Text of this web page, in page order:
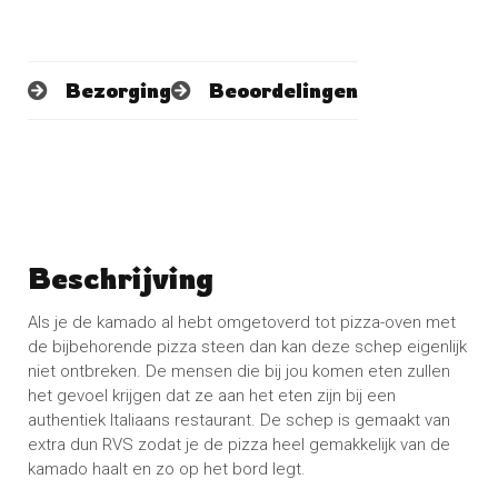
Bezorging Beoordelingen
Beschrijving
Als je de kamado al hebt omgetoverd tot pizza-oven met
de bijbehorende pizza steen dan kan deze schep eigenlijk
niet ontbreken. De mensen die bij jou komen eten zullen
het gevoel krijgen dat ze aan het eten zijn bij een
authentiek Italiaans restaurant. De schep is gemaakt van
extra dun RVS zodat je de pizza heel gemakkelijk van de
kamado haalt en zo op het bord legt.
No reviews found